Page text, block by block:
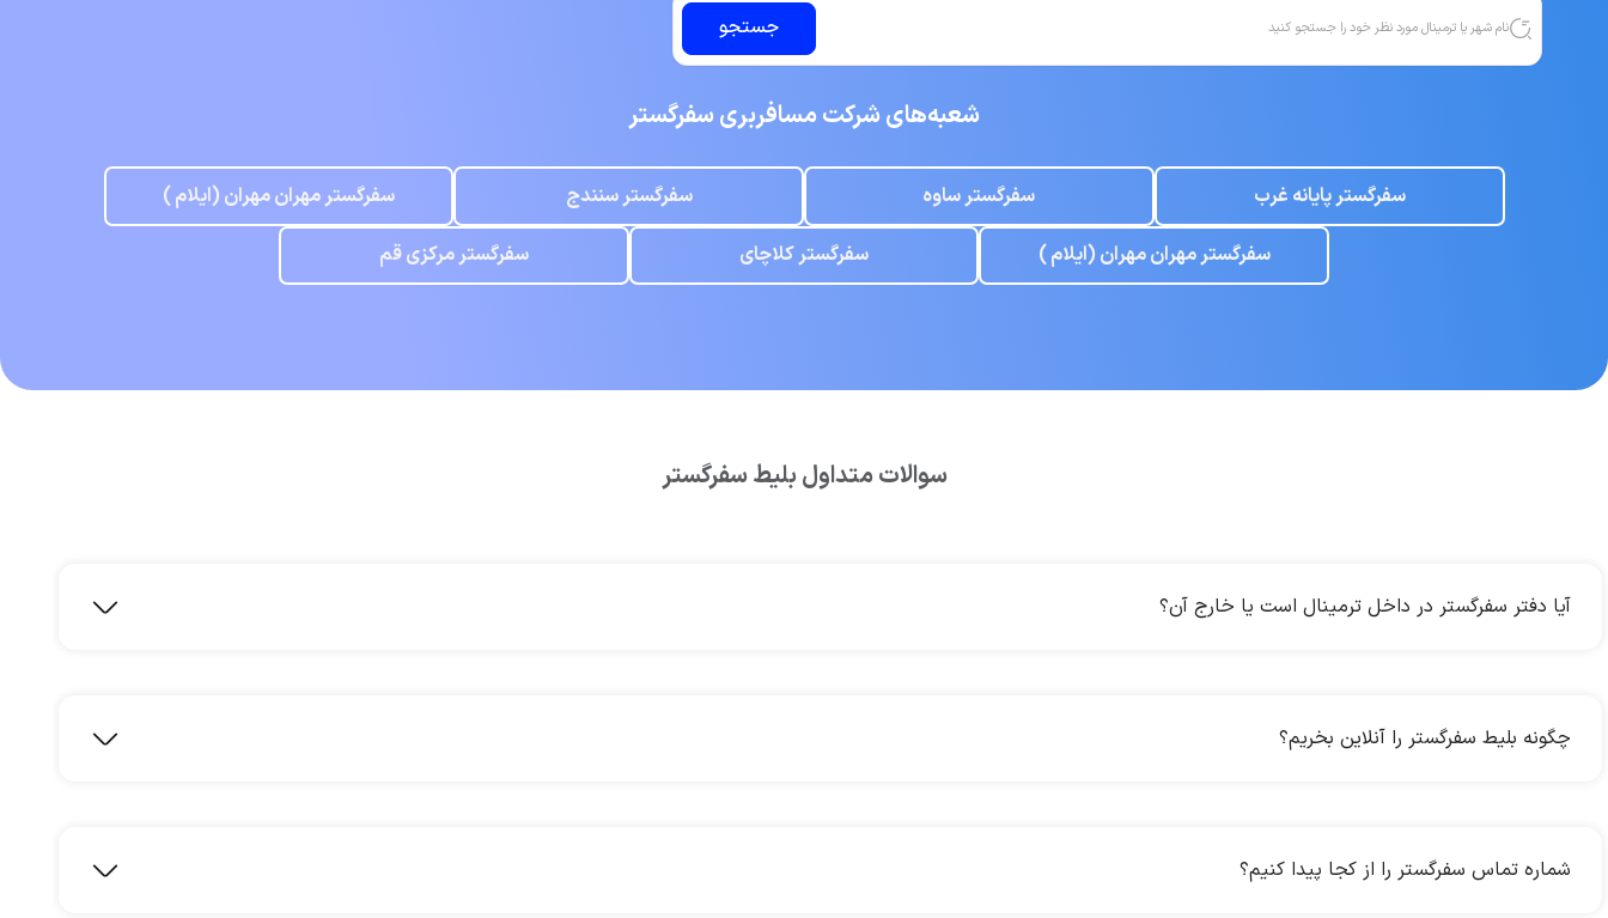
جستجو
شعبه‌های شرکت مسافربری سفرگستر
سفرگستر پایانه غرب سفرگستر ساوه سفرگستر سنندج سفرگستر مهران مهران (ایلام )
سفرگستر مهران مهران (ایلام ) سفرگستر کلاچای سفرگستر مرکزی قم
سوالات متداول بلیطسفرگستر
آیا دفتر سفرگستر در داخل ترمینال است یا خارج آن؟
چگونه بلیط سفرگستر را آنلاین بخریم؟
شماره تماس سفرگستر را از کجا پیدا کنیم؟